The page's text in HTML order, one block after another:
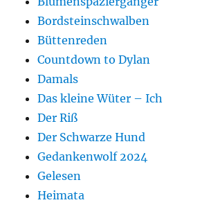
Bordsteinschwalben
Büttenreden
Countdown to Dylan
Damals
Das kleine Wüter – Ich
Der Riß
Der Schwarze Hund
Gedankenwolf 2024
Gelesen
Heimata